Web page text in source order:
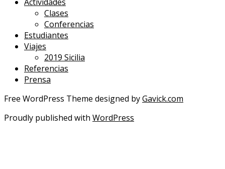
Clases
Conferencias
Estudiantes
Viajes
2019 Sicilia
Referencias
Prensa
Free WordPress Theme designed byGavick.com
Proudly published with WordPress